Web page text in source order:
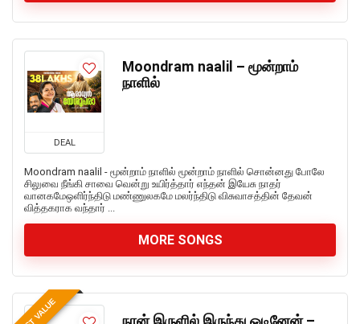
DEAL
Moondram naalil – மூன்றாம்
நாளில்
Moondram naalil - மூன்றாம் நாளில் மூன்றாம் நாளில் சொன்னது போலே
சிலுவை நீங்கி சாவை வென்று உயிர்த்தார் எந்தன் இயேசு நாதர்
வானகமேஒளிர்ந்திடு மண்ணுலகமே மலர்ந்திடு விசுவாசத்தின் தேவன்
வித்தகராக வந்தார் ...
MORE SONGS
நான் இருளில் இருந்து ஓடினேன் –